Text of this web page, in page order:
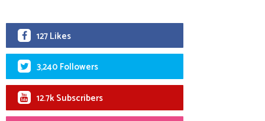
127 Likes
3,240 Followers
12.7k Subscribers